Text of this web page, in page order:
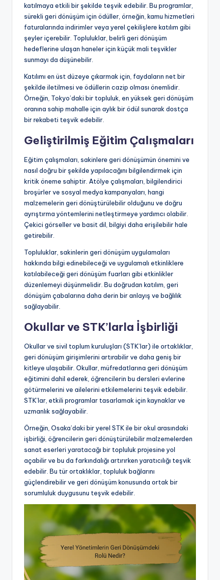
katılmaya etkili bir şekilde teşvik edebilir. Bu programlar,
sürekli geri dönüşüm için ödüller, örneğin, kamu hizmetleri
faturalarında indirimler veya yerel çekilişlere katılım gibi
şeyler içerebilir. Topluluklar, belirli geri dönüşüm
hedeflerine ulaşan haneler için küçük mali teşvikler
sunmayı da düşünebilir.
Katılımı en üst düzeye çıkarmak için, faydaların net bir
şekilde iletilmesi ve ödüllerin cazip olması önemlidir.
Örneğin, Tokyo’daki bir topluluk, en yüksek geri dönüşüm
oranına sahip mahalle için aylık bir ödül sunarak dostça
bir rekabeti teşvik edebilir.
Geliştirilmiş Eğitim Çalışmaları
Eğitim çalışmaları, sakinlere geri dönüşümün önemini ve
nasıl doğru bir şekilde yapılacağını bilgilendirmek için
kritik öneme sahiptir. Atölye çalışmaları, bilgilendirici
broşürler ve sosyal medya kampanyaları, hangi
malzemelerin geri dönüştürülebilir olduğunu ve doğru
ayrıştırma yöntemlerini netleştirmeye yardımcı olabilir.
Çekici görseller ve basit dil, bilgiyi daha erişilebilir hale
getirebilir.
Topluluklar, sakinlerin geri dönüşüm uygulamaları
hakkında bilgi edinebileceği ve uygulamalı etkinliklere
katılabileceği geri dönüşüm fuarları gibi etkinlikler
düzenlemeyi düşünmelidir. Bu doğrudan katılım, geri
dönüşüm çabalarına daha derin bir anlayış ve bağlılık
sağlayabilir.
Okullar ve STK’larla İşbirliği
Okullar ve sivil toplum kuruluşları (STK’lar) ile ortaklıklar,
geri dönüşüm girişimlerini artırabilir ve daha geniş bir
kitleye ulaşabilir. Okullar, müfredatlarına geri dönüşüm
eğitimini dahil ederek, öğrencilerin bu dersleri evlerine
götürmelerini ve ailelerini etkilemelerini teşvik edebilir.
STK’lar, etkili programlar tasarlamak için kaynaklar ve
uzmanlık sağlayabilir.
Örneğin, Osaka’daki bir yerel STK ile bir okul arasındaki
işbirliği, öğrencilerin geri dönüştürülebilir malzemelerden
sanat eserleri yaratacağı bir topluluk projesine yol
açabilir ve bu da farkındalığı artırırken yaratıcılığı teşvik
edebilir. Bu tür ortaklıklar, topluluk bağlarını
güçlendirebilir ve geri dönüşüm konusunda ortak bir
sorumluluk duygusunu teşvik edebilir.